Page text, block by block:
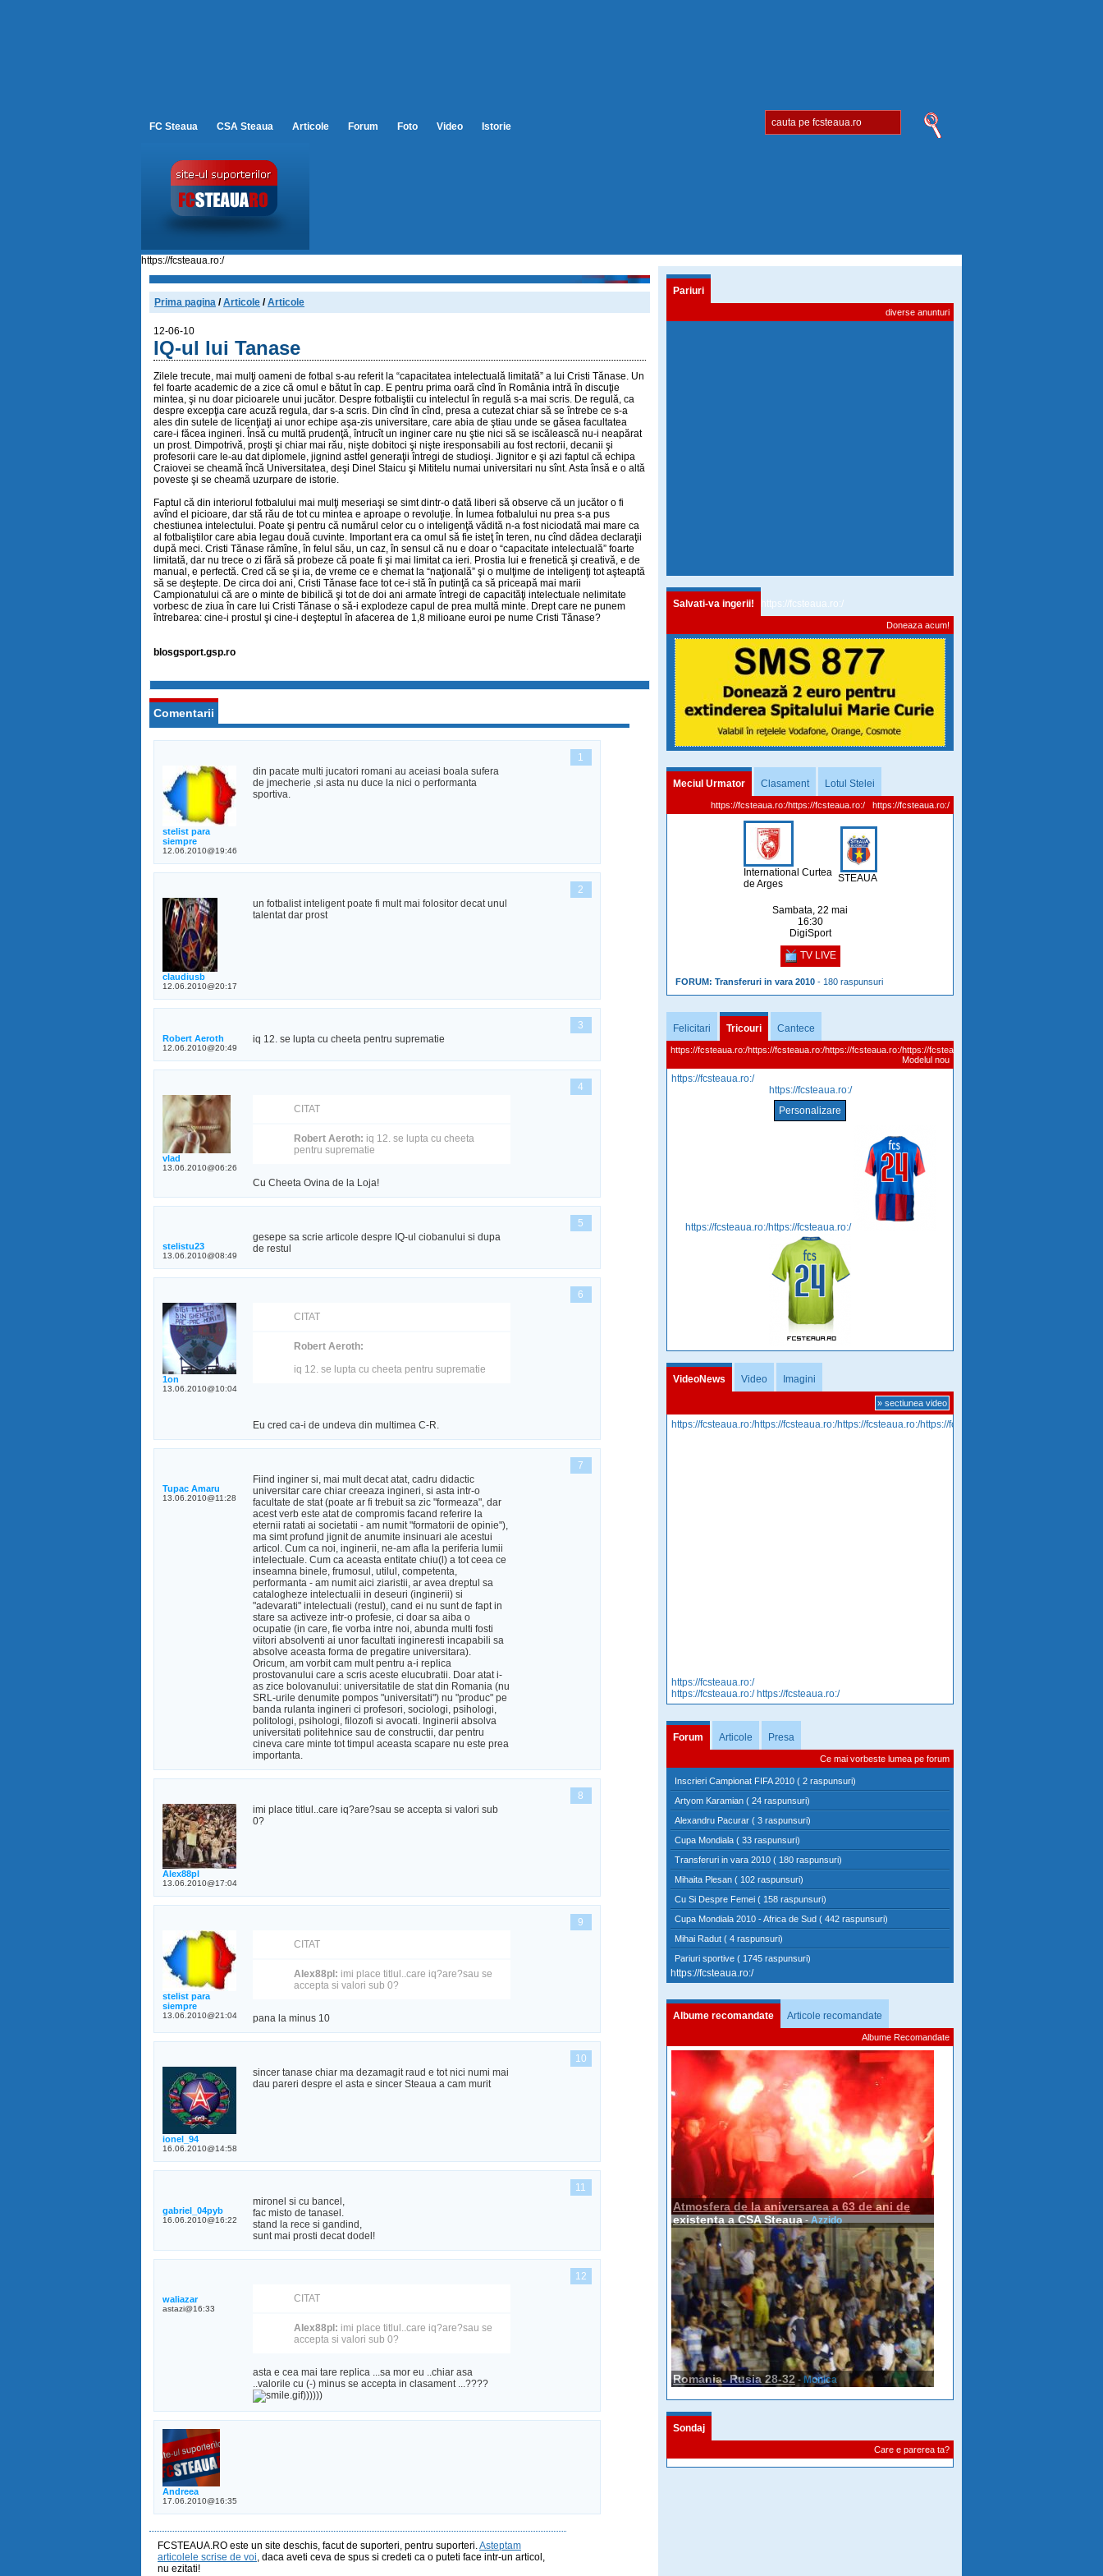
FC Steaua CSA Steaua Articole Forum Foto Video Istorie
https://fcsteaua.ro:/
Prima pagina /Articole /Articole
12-06-10
IQ-ul lui Tanase
Zilele trecute, mai mulţi oameni de fotbal s-au referit la “capacitatea intelectuală limitată” a lui Cristi Tănase. Un
fel foarte academic de a zice că omul e bătut în cap. E pentru prima oară cînd în România intră în discuţie
mintea, şi nu doar picioarele unui jucător. Despre fotbaliştii cu intelectul în regulă s-a mai scris. De regulă, ca
despre excepţia care acuză regula, dar s-a scris. Din cînd în cînd, presa a cutezat chiar să se întrebe ce s-a
ales din sutele de licenţiaţi ai unor echipe aşa-zis universitare, care abia de ştiau unde se găsea facultatea
care-i făcea ingineri. Însă cu multă prudenţă, întrucît un inginer care nu ştie nici să se iscălească nu-i neapărat
un prost. Dimpotrivă, proşti şi chiar mai rău, nişte dobitoci şi nişte iresponsabili au fost rectorii, decanii şi
profesorii care le-au dat diplomele, jignind astfel generaţii întregi de studioşi. Jignitor e şi azi faptul că echipa
Craiovei se cheamă încă Universitatea, deşi Dinel Staicu şi Mititelu numai universitari nu sînt. Asta însă e o altă
poveste şi se cheamă uzurpare de istorie.
Faptul că din interiorul fotbalului mai mulţi meseriaşi se simt dintr-o dată liberi să observe că un jucător o fi
avînd el picioare, dar stă rău de tot cu mintea e aproape o revoluţie. În lumea fotbalului nu prea s-a pus
chestiunea intelectului. Poate şi pentru că numărul celor cu o inteligenţă vădită n-a fost niciodată mai mare ca
al fotbaliştilor care abia legau două cuvinte. Important era ca omul să fie isteţ în teren, nu cînd dădea declaraţii
după meci. Cristi Tănase rămîne, în felul său, un caz, în sensul că nu e doar o “capacitate intelectuală” foarte
limitată, dar nu trece o zi fără să probeze că poate fi şi mai limitat ca ieri. Prostia lui e frenetică şi creativă, e de
manual, e perfectă. Cred că se şi ia, de vreme ce e chemat la “naţională” şi o mulţime de inteligenţi tot aşteaptă
să se deştepte. De circa doi ani, Cristi Tănase face tot ce-i stă în putinţă ca să priceapă mai marii
Campionatului că are o minte de bibilică şi tot de doi ani armate întregi de capacităţi intelectuale nelimitate
vorbesc de ziua în care lui Cristi Tănase o să-i explodeze capul de prea multă minte. Drept care ne punem
întrebarea: cine-i prostul şi cine-i deşteptul în afacerea de 1,8 milioane euroi pe nume Cristi Tănase?
blosgsport.gsp.ro
Comentarii
1
stelist para
siempre
12.06.2010@19:46
din pacate multi jucatori romani au aceiasi boala sufera
de jmecherie ,si asta nu duce la nici o performanta
sportiva.
2
claudiusb
12.06.2010@20:17
un fotbalist inteligent poate fi mult mai folositor decat unul
talentat dar prost
3
Robert Aeroth
12.06.2010@20:49
iq 12. se lupta cu cheeta pentru suprematie
4
vlad
13.06.2010@06:26
CITAT
Robert Aeroth: iq 12. se lupta cu cheeta
pentru suprematie
Cu Cheeta Ovina de la Loja!
5
stelistu23
13.06.2010@08:49
gesepe sa scrie articole despre IQ-ul ciobanului si dupa
de restul
6
1on
13.06.2010@10:04
CITAT
Robert Aeroth:
iq 12. se lupta cu cheeta pentru suprematie
Eu cred ca-i de undeva din multimea C-R.
7
Tupac Amaru
13.06.2010@11:28
Fiind inginer si, mai mult decat atat, cadru didactic
universitar care chiar creeaza ingineri, si asta intr-o
facultate de stat (poate ar fi trebuit sa zic "formeaza", dar
acest verb este atat de compromis facand referire la
eternii ratati ai societatii - am numit "formatorii de opinie"),
ma simt profund jignit de anumite insinuari ale acestui
articol. Cum ca noi, inginerii, ne-am afla la periferia lumii
intelectuale. Cum ca aceasta entitate chiu(l) a tot ceea ce
inseamna binele, frumosul, utilul, competenta,
performanta - am numit aici ziaristii, ar avea dreptul sa
catalogheze intelectualii in deseuri (inginerii) si
"adevarati" intelectuali (restul), cand ei nu sunt de fapt in
stare sa activeze intr-o profesie, ci doar sa aiba o
ocupatie (in care, fie vorba intre noi, abunda multi fosti
viitori absolventi ai unor facultati ingineresti incapabili sa
absolve aceasta forma de pregatire universitara).
Oricum, am vorbit cam mult pentru a-i replica
prostovanului care a scris aceste elucubratii. Doar atat i-
as zice bolovanului: universitatile de stat din Romania (nu
SRL-urile denumite pompos "universitati") nu "produc" pe
banda rulanta ingineri ci profesori, sociologi, psihologi,
politologi, psihologi, filozofi si avocati. Inginerii absolva
universitati politehnice sau de constructii, dar pentru
cineva care minte tot timpul aceasta scapare nu este prea
importanta.
8
Alex88pl
13.06.2010@17:04
imi place titlul..care iq?are?sau se accepta si valori sub
0?
9
stelist para
siempre
13.06.2010@21:04
CITAT
Alex88pl: imi place titlul..care iq?are?sau se
accepta si valori sub 0?
pana la minus 10
10
ionel_94
16.06.2010@14:58
sincer tanase chiar ma dezamagit raud e tot nici numi mai
dau pareri despre el asta e sincer Steaua a cam murit
11
gabriel_04pyb
16.06.2010@16:22
mironel si cu bancel,
fac misto de tanasel.
stand la rece si gandind,
sunt mai prosti decat dodel!
12
waliazar
astazi@16:33
CITAT
Alex88pl: imi place titlul..care iq?are?sau se
accepta si valori sub 0?
asta e cea mai tare replica ...sa mor eu ..chiar asa
..valorile cu (-) minus se accepta in clasament ...????
))))))
Andreea
17.06.2010@16:35
FCSTEAUA.RO este un site deschis, facut de suporteri, pentru suporteri.Asteptam
articolele scrise de voi, daca aveti ceva de spus si credeti ca o puteti face intr-un articol,
nu ezitati!
Pariuri
diverse anunturi
Salvati-va ingerii! https://fcsteaua.ro:/
Doneaza acum!
Meciul Urmator Clasament Lotul Stelei
https://fcsteaua.ro:/https://fcsteaua.ro:/ https://fcsteaua.ro:/
International Curtea
de Arges
STEAUA
Sambata, 22 mai
16:30
DigiSport
TV LIVE
FORUM: Transferuri in vara 2010 - 180 raspunsuri
Felicitari Tricouri Cantece
https://fcsteaua.ro:/https://fcsteaua.ro:/https://fcsteaua.ro:/https://fcsteaua.ro:/https://fcsteaua.ro:/https://
Modelul nou
https://fcsteaua.ro:/
https://fcsteaua.ro:/
Personalizare
https://fcsteaua.ro:/https://fcsteaua.ro:/
VideoNews Video Imagini
» sectiunea video
https://fcsteaua.ro:/https://fcsteaua.ro:/https://fcsteaua.ro:/https://fcsteaua.ro:/https://fcsteaua.ro:/
https://fcsteaua.ro:/
https://fcsteaua.ro:/ https://fcsteaua.ro:/
Forum Articole Presa
Ce mai vorbeste lumea pe forum
Inscrieri Campionat FIFA 2010 ( 2 raspunsuri)
Artyom Karamian ( 24 raspunsuri)
Alexandru Pacurar ( 3 raspunsuri)
Cupa Mondiala ( 33 raspunsuri)
Transferuri in vara 2010 ( 180 raspunsuri)
Mihaita Plesan ( 102 raspunsuri)
Cu Si Despre Femei ( 158 raspunsuri)
Cupa Mondiala 2010 - Africa de Sud ( 442 raspunsuri)
Mihai Radut ( 4 raspunsuri)
Pariuri sportive ( 1745 raspunsuri)
https://fcsteaua.ro:/
Albume recomandate Articole recomandate
Albume Recomandate
Atmosfera de la aniversarea a 63 de ani de
existenta a CSA Steaua-Azzido
Romania- Rusia 28-32 - Monica
Sondaj
Care e parerea ta?